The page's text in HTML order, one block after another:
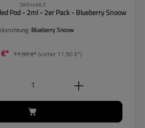
SW54496.3
Pod - 2ml - 2er Pack - Blueberry Snoow
Blueberry Snoow
11,90 €*(vorher 11,90 €*)
Anzahl: Gib den